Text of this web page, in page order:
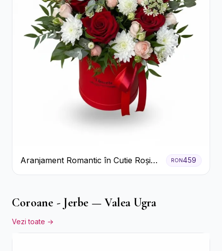
Aranjament Romantic în Cutie Roșie
cu Trandafiri și Crizanteme
RON459
Coroane - Jerbe — Valea Ugra
Vezi toate →